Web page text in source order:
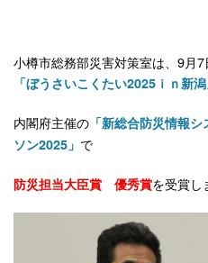
小樽市総務部災害対策室は、9月
「ぼうさいこくたい2025ｉｎ新潟
内閣府主催の 「新総合防災情報
ソン2025」 で
防災担当大臣賞 優秀賞を受賞し